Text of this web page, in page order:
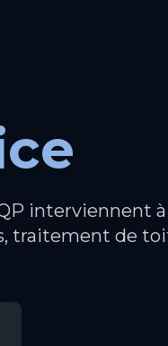
interviennent
traitement de